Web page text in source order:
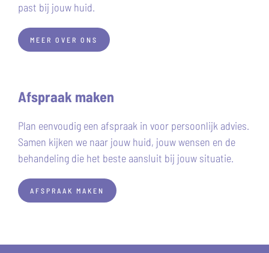
past bij jouw huid.
MEER OVER ONS
Afspraak maken
Plan eenvoudig een afspraak in voor persoonlijk advies.
Samen kijken we naar jouw huid, jouw wensen en de
behandeling die het beste aansluit bij jouw situatie.
AFSPRAAK MAKEN